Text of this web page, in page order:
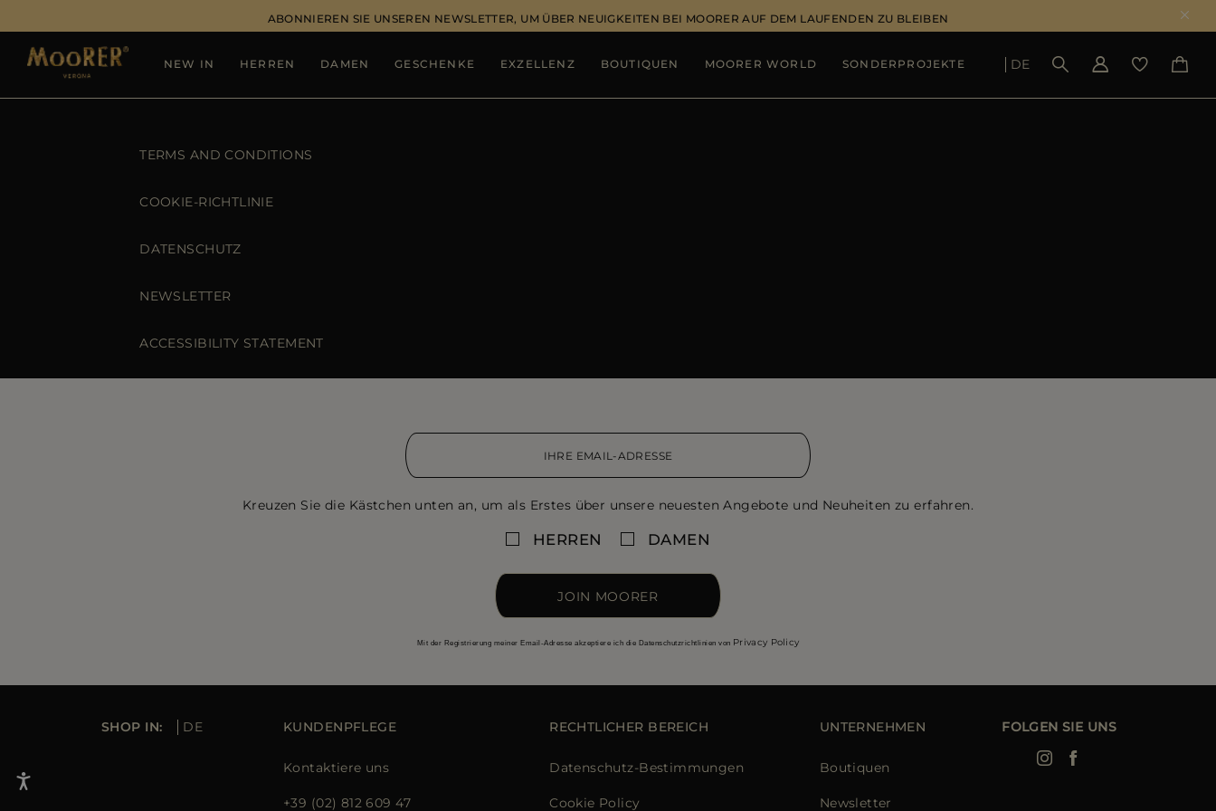
ABONNIEREN SIE UNSEREN NEWSLETTER, UM ÜBER NEUIGKEITEN BEI MOORER AUF DEM LAUFENDEN ZU BLEIBEN
ERGEBNISSE ANSEHEN
NEW IN HERREN DAMEN GESCHENKE EXZELLENZ BOUTIQUEN MOORER WORLD SONDERPROJEKTE DE
TERMS AND CONDITIONS
COOKIE-RICHTLINIE
DATENSCHUTZ
NEWSLETTER
ACCESSIBILITY STATEMENT
Kreuzen Sie die Kästchen unten an, um als Erstes über unsere neuesten Angebote und Neuheiten zu erfahren.
HERREN DAMEN
JOIN MOORER
Mit der Registrierung meiner Email-Adresse akzeptiere ich die Datenschutzrichtlinien von Privacy Policy
SHOP IN: DE KUNDENPFLEGE
Kontaktiere uns
+39 (02) 812 609 47
RECHTLICHER BEREICH
Datenschutz-Bestimmungen
Cookie Policy
UNTERNEHMEN
Boutiquen
Newsletter
FOLGEN SIE UNS